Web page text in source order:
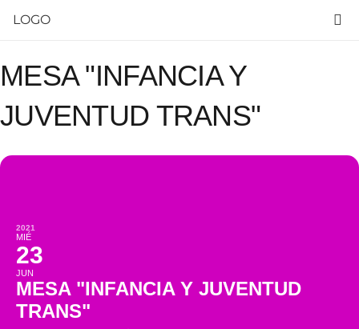
LOGO
MESA "INFANCIA Y
JUVENTUD TRANS"
2021
MIÉ
23
JUN
MESA "INFANCIA Y JUVENTUD
TRANS"